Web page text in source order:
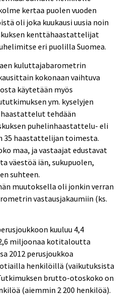
kertaa puolen vuoden
oli joka kuukausi uusia noin
kenttähaastattelijat
eri puolilla Suomea.
kuluttajabarometrin
kokonaan vaihtuva
käytetään myös
ym. kyselyjen
haastattelut tehdään
puhelinhaastattelu- eli
35 haastattelijan toimesta.
maa, ja vastaajat edustavat
väestöä iän, sukupuolen,
suhteen.
muutoksella oli jonkin verran
vastausjakaumiin (ks.
kuuluu 4,4
miljoonaa kotitaloutta
2012 perusjoukkoa
henkilöillä (vaikutuksista
brutto-otoskoko on
(aiemmin 2 200 henkilöä).